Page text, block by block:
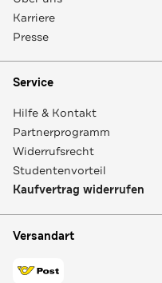
Karriere
Presse
Service
Hilfe & Kontakt
Partnerprogramm
Widerrufsrecht
Studentenvorteil
Kaufvertrag widerrufen
Versandart